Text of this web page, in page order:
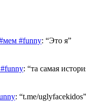
#funny: “Это я”
: “та самая
: “t.me/uglyfacekidos”